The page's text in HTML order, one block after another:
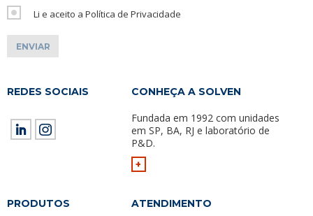
Li e aceito a Política de Privacidade
REDES SOCIAIS CONHEÇA A SOLVEN
Fundada em 1992 com unidades
em SP, BA, RJ e laboratório de
P&D.
+
PRODUTOS ATENDIMENTO